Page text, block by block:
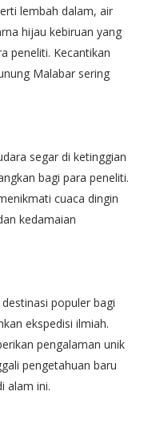
lembah dalam, air
hijau kebiruan yang
peneliti. Kecantikan
Malabar sering
segar di ketinggian
bagi para peneliti.
cuaca dingin
kedamaian
populer bagi
ekspedisi ilmiah.
pengalaman unik
pengetahuan baru
alam ini.